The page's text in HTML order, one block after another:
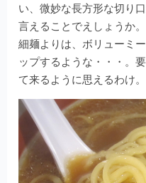
い、微妙な長方形な切り
言えることでえしょうか
細麺よりは、ボリューミ
ップするような・・・。
て来るように思えるわけ。